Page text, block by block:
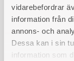
vidarebefordrar
information från
annons- och
Dessa kan i sin
information som